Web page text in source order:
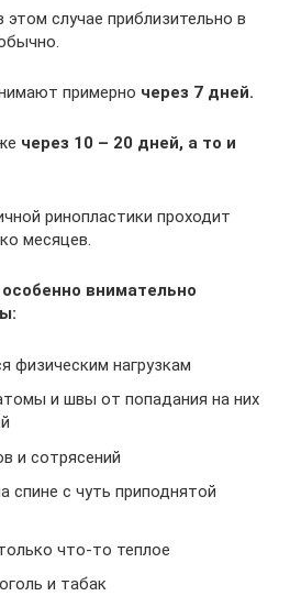
случае приблизительно в
примерно через 7 дней.
через 10 – 20 дней, а то и
ринопластики проходит
месяцев.
внимательно
физическим нагрузкам
и швы от попадания на них
и сотрясений
спине с чуть приподнятой
что-то теплое
и табак